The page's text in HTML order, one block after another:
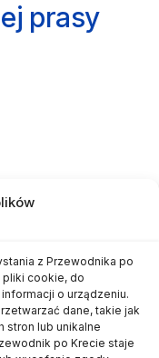
z Przewodnika po
pliki cookie, do
o urządzeniu.
dane, takie jak
stron lub unikalne
po Krecie staje
prasy
Kontakt